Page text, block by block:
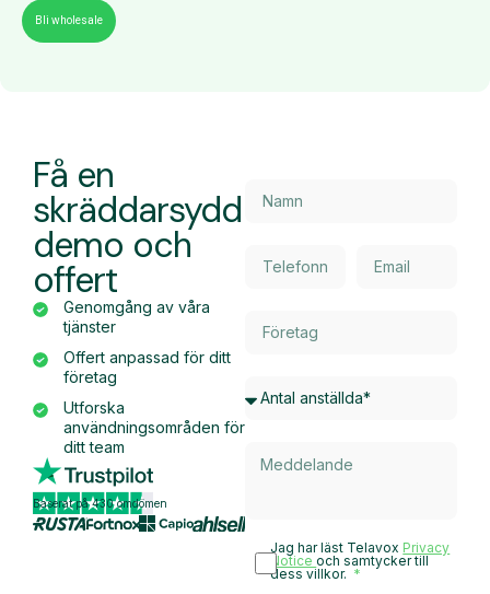
Bli wholesale
Få en
skräddarsydd
demo och
offert
Genomgång av våra
tjänster
Offert anpassad för ditt
företag
Utforska
användningsområden för
ditt team
Baserat på 430 omdömen
Jag har läst Telavox Privacy
Noticeoch samtycker till
dess villkor.